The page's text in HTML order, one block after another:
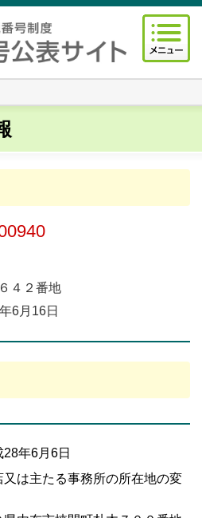
４２番地
6月16日
28年6月6日
又は主たる事務所の所在地の変